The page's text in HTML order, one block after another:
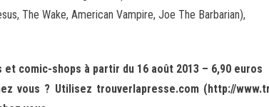
The Wake, American Vampire, Joe The Barbarian),
et comic-shops à partir du 16 août 2013 – 6,90 euros
vous ? Utilisez trouverlapresse.com (http://